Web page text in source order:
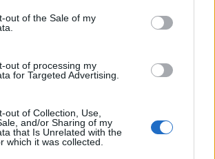
out of the Sale of my
out of processing my
for Targeted Advertising.
out of Collection, Use,
and/or Sharing of my
that Is Unrelated with the
which it was collected.
και οι ευρωπαίοι σύμμαχοί
σαρωτικές κυρώσεις σε βάρος
έχουν στηρίξει την Ουκρανία με
βοήθεια.
Τζο Μπάιντεν φιλοδοξεί να